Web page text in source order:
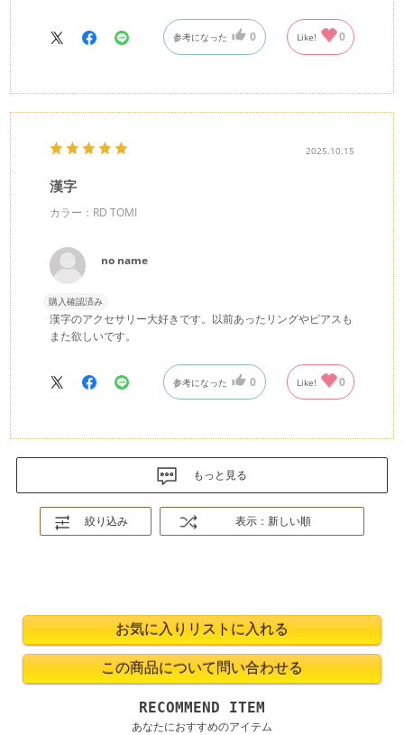
参考になった 0 Like! 0
2025.10.15
漢字
カラー：RD TOMI
no name
購入確認済み
漢字のアクセサリー大好きです。以前あったリングやピアスも
また欲しいです。
参考になった 0 Like! 0
もっと見る
絞り込み 表示：新しい順
RECOMMEND ITEM
あなたにおすすめのアイテム